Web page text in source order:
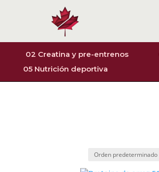
02 Creatina y pre-entrenos
05 Nutrición deportiva